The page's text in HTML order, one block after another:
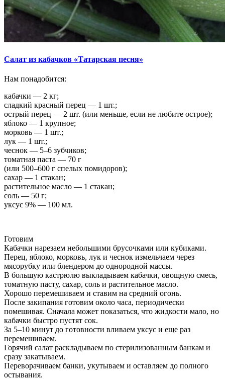
Салат из кабачков «Татарская песня»
Нам понадобится:
кабачки — 2 кг;
сладкий красный перец — 1 шт.;
острый перец — 2 шт. (или меньше, если не любите острое);
яблоко — 1 крупное;
морковь — 1 шт.;
лук — 1 шт.;
чеснок — 5–6 зубчиков;
томатная паста — 70 г
(или 500–600 г спелых помидоров);
сахар — 1 стакан;
растительное масло — 1 стакан;
соль — 50 г;
уксус 9% — 100 мл.
Готовим
Кабачки нарезаем небольшими брусочками или кубиками.
Перец, яблоко, морковь, лук и чеснок измельчаем через
мясорубку или блендером до однородной массы.
В большую кастрюлю выкладываем кабачки, овощную смесь,
томатную пасту, сахар, соль и растительное масло.
Хорошо перемешиваем и ставим на средний огонь.
После закипания готовим около часа, периодически
помешивая. Сначала может показаться, что жидкости мало, но
кабачки быстро пустят сок.
За 5–10 минут до готовности вливаем уксус и еще раз
перемешиваем.
Горячий салат раскладываем по стерилизованным банкам и
сразу закатываем.
Переворачиваем банки, укутываем и оставляем до полного
остывания.